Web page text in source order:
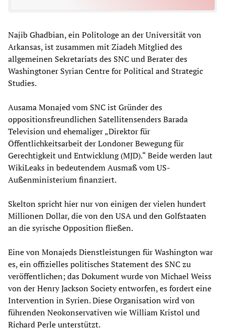
Najib Ghadbian, ein Politologe an der Universität von
Arkansas, ist zusammen mit Ziadeh Mitglied des
allgemeinen Sekretariats des SNC und Berater des
Washingtoner Syrian Centre for Political and Strategic
Studies.
Ausama Monajed vom SNC ist Gründer des
oppositionsfreundlichen Satellitensenders Barada
Television und ehemaliger „Direktor für
Öffentlichkeitsarbeit der Londoner Bewegung für
Gerechtigkeit und Entwicklung (MJD).“ Beide werden laut
WikiLeaks in bedeutendem Ausmaß vom US-
Außenministerium finanziert.
Skelton spricht hier nur von einigen der vielen hundert
Millionen Dollar, die von den USA und den Golfstaaten
an die syrische Opposition fließen.
Eine von Monajeds Dienstleistungen für Washington war
es, ein offizielles politisches Statement des SNC zu
veröffentlichen; das Dokument wurde von Michael Weiss
von der Henry Jackson Society entworfen, es fordert eine
Intervention in Syrien. Diese Organisation wird von
führenden Neokonservativen wie William Kristol und
Richard Perle unterstützt.